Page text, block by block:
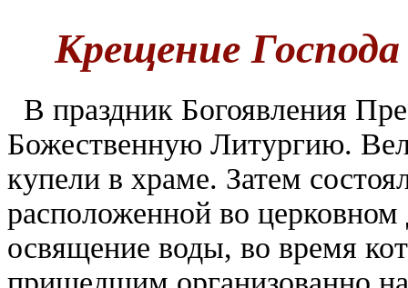
Крещение
В праздник Богоявления
Божественную Литургию.
купели в храме. Затем
расположенной во
освящение воды, во время